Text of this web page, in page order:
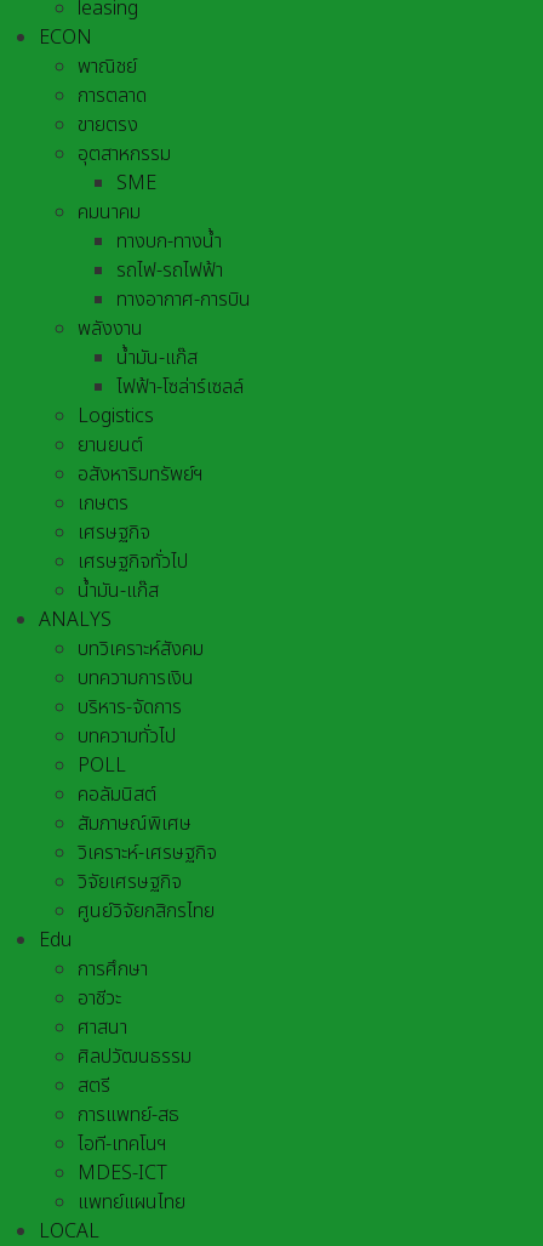
leasing
ECON
พาณิชย์
การตลาด
ขายตรง
อุตสาหกรรม
SME
คมนาคม
ทางบก-ทางน้ำ
รถไฟ-รถไฟฟ้า
ทางอากาศ-การบิน
พลังงาน
น้ำมัน-แก๊ส
ไฟฟ้า-โซล่าร์เซลล์
Logistics
ยานยนต์
อสังหาริมทรัพย์ฯ
เกษตร
เศรษฐกิจ
เศรษฐกิจทั่วไป
น้ำมัน-แก๊ส
ANALYS
บทวิเคราะห์สังคม
บทความการเงิน
บริหาร-จัดการ
บทความทั่วไป
POLL
คอลัมนิสต์
สัมภาษณ์พิเศษ
วิเคราะห์-เศรษฐกิจ
วิจัยเศรษฐกิจ
ศูนย์วิจัยกสิกรไทย
Edu
การศึกษา
อาชีวะ
ศาสนา
ศิลปวัฒนธรรม
สตรี
การแพทย์-สธ
ไอที-เทคโนฯ
MDES-ICT
แพทย์แผนไทย
LOCAL